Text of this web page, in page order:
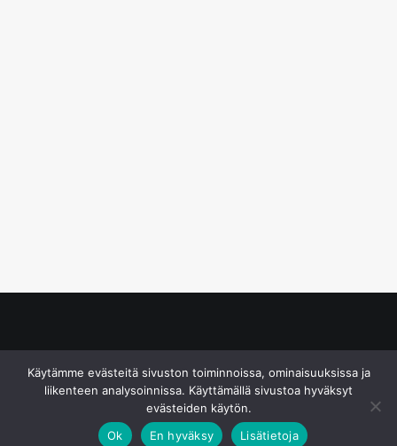
Käytämme evästeitä sivuston toiminnoissa, ominaisuuksissa ja
liikenteen analysoinnissa. Käyttämällä sivustoa hyväksyt
evästeiden käytön.
Ok
En hyväksy Lisätietoja